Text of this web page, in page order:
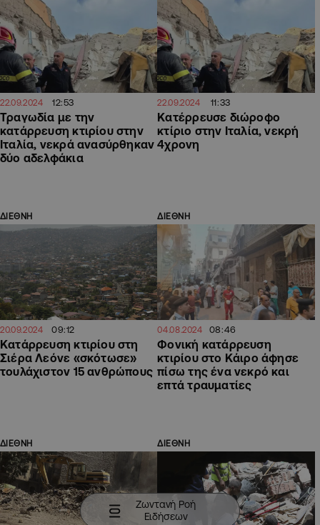
22.09.2024 12:53
Τραγωδία με την
κατάρρευση κτιρίου στην
Ιταλία, νεκρά ανασύρθηκαν
δύο αδελφάκια
22.09.2024 11:33
Κατέρρευσε διώροφο
κτίριο στην Ιταλία, νεκρή
4χρονη
ΔΙΕΘΝΗ
20.09.2024 09:12
Κατάρρευση κτιρίου στη
Σιέρα Λεόνε «σκότωσε»
τουλάχιστον 15 ανθρώπους
ΔΙΕΘΝΗ
04.08.2024 08:46
Φονική κατάρρευση
κτιρίου στο Κάιρο άφησε
πίσω της ένα νεκρό και
επτά τραυματίες
ΔΙΕΘΝΗ ΔΙΕΘΝΗ
Ζωντανή Ροή
Ειδήσεων